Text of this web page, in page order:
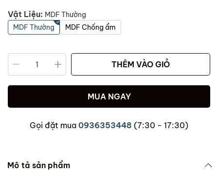
Vật Liệu: MDF Thường
MDF Thường
MDF Chống ẩm
THÊM VÀO GIỎ
MUA NGAY
Gọi đặt mua 0936353448 (7:30 - 17:30)
Mô tả sản phẩm